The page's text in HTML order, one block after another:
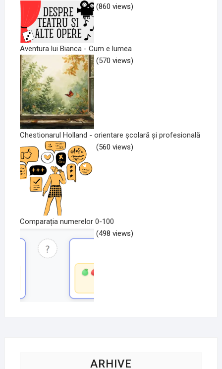
(860 views)
Aventura lui Bianca - Cum e lumea
(570 views)
Chestionarul Holland - orientare școlară și profesională
(560 views)
Comparația numerelor 0-100
(498 views)
ARHIVE